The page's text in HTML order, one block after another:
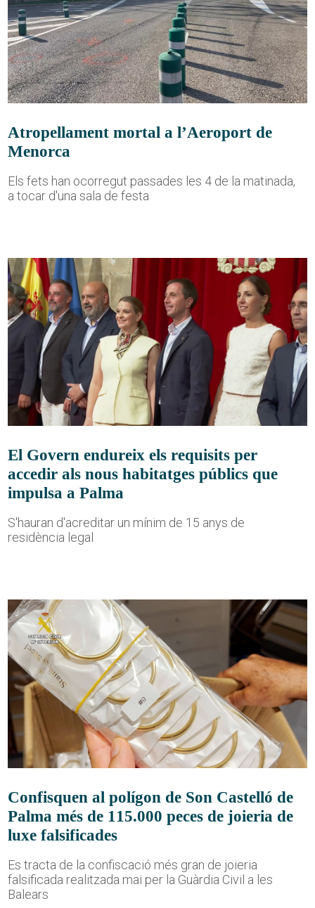
Atropellament mortal a l’Aeroport de
Menorca
Els fets han ocorregut passades les 4 de la matinada,
a tocar d'una sala de festa
El Govern endureix els requisits per
accedir als nous habitatges públics que
impulsa a Palma
S'hauran d'acreditar un mínim de 15 anys de
residència legal
Confisquen al polígon de Son Castelló de
Palma més de 115.000 peces de joieria de
luxe falsificades
Es tracta de la confiscació més gran de joieria
falsificada realitzada mai per la Guàrdia Civil a les
Balears